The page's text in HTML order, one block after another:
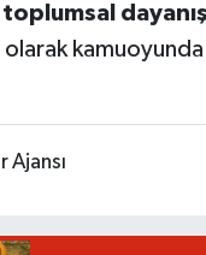
toplumsal
olarak
Ajansı